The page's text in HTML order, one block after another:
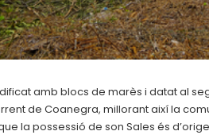
amb blocs de marès i datat al
de Coanegra, millorant així la
la possessió de son Sales és